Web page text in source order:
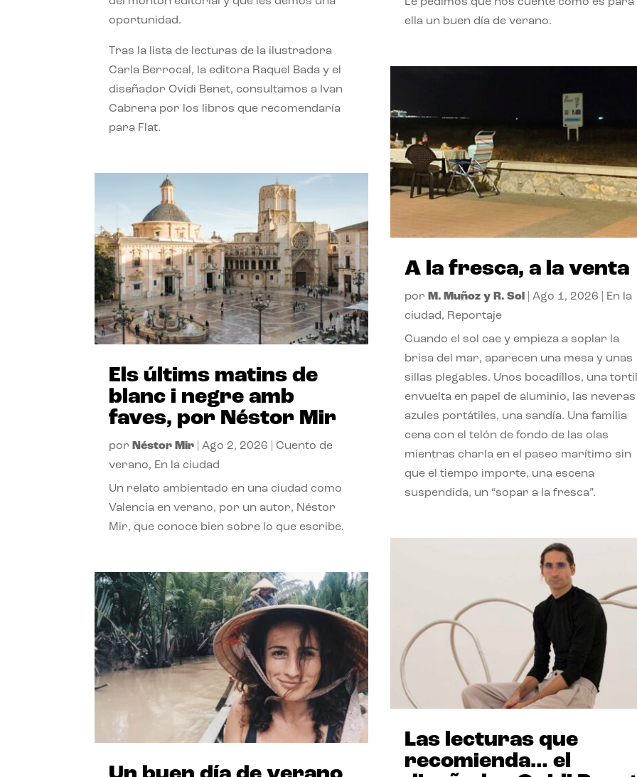
oportunidad.
Tras la lista de lecturas de la ilustradora
Carla Berrocal, la editora Raquel Bada y el
diseñador Ovidi Benet, consultamos a Ivan
Cabrera por los libros que recomendaría
para Flat.
Els últims matins de
blanc i negre amb
faves, por Néstor Mir
por Néstor Mir |Ago 2, 2026 |Cuento de
verano, En la ciudad
Un relato ambientado en una ciudad como
Valencia en verano, por un autor, Néstor
Mir, que conoce bien sobre lo que escribe.
ella un buen día de verano.
A la fresca, a la venta
por M. Muñoz y R. Sol Ago 1, 2026
En la
ciudad, Reportaje
Cuando el sol cae y empieza a soplar la
brisa del mar, aparecen una mesa y unas
sillas plegables. Unos bocadillos, una
envuelta en papel de aluminio, las neveras
azules portátiles, una sandía. Una familia
cena con el telón de fondo de las olas
mientras charla en el paseo marítimo sin
que el tiempo importe, una escena
suspendida, un “sopar a la fresca”.
Las lecturas que
recomienda… el